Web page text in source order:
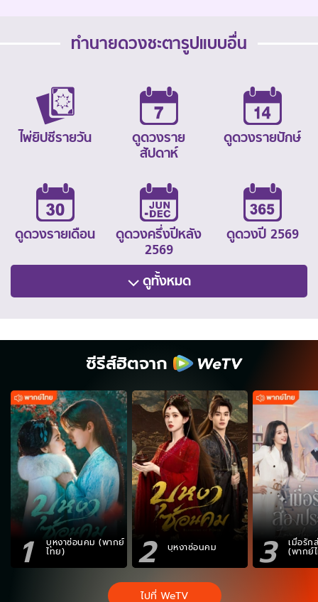
ทำนายดวงชะตารูปแบบอื่น
ไพ่ยิปซีรายวัน
ดูดวงราย
สัปดาห์
ดูดวงรายปักษ์
ดูดวงรายเดือน
ดูดวงครึ่งปีหลัง
2569
ดูดวงปี 2569
ดูทั้งหมด
ซีรีส์ฮิตจาก
1 บุหงาซ่อนคม (พากย์
ไทย) 2 บุหงาซ่อนคม 3 เมื่อรัก
(พากย์
ไปที่ WeTV